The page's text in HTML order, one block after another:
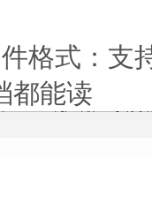
式：支
都能读